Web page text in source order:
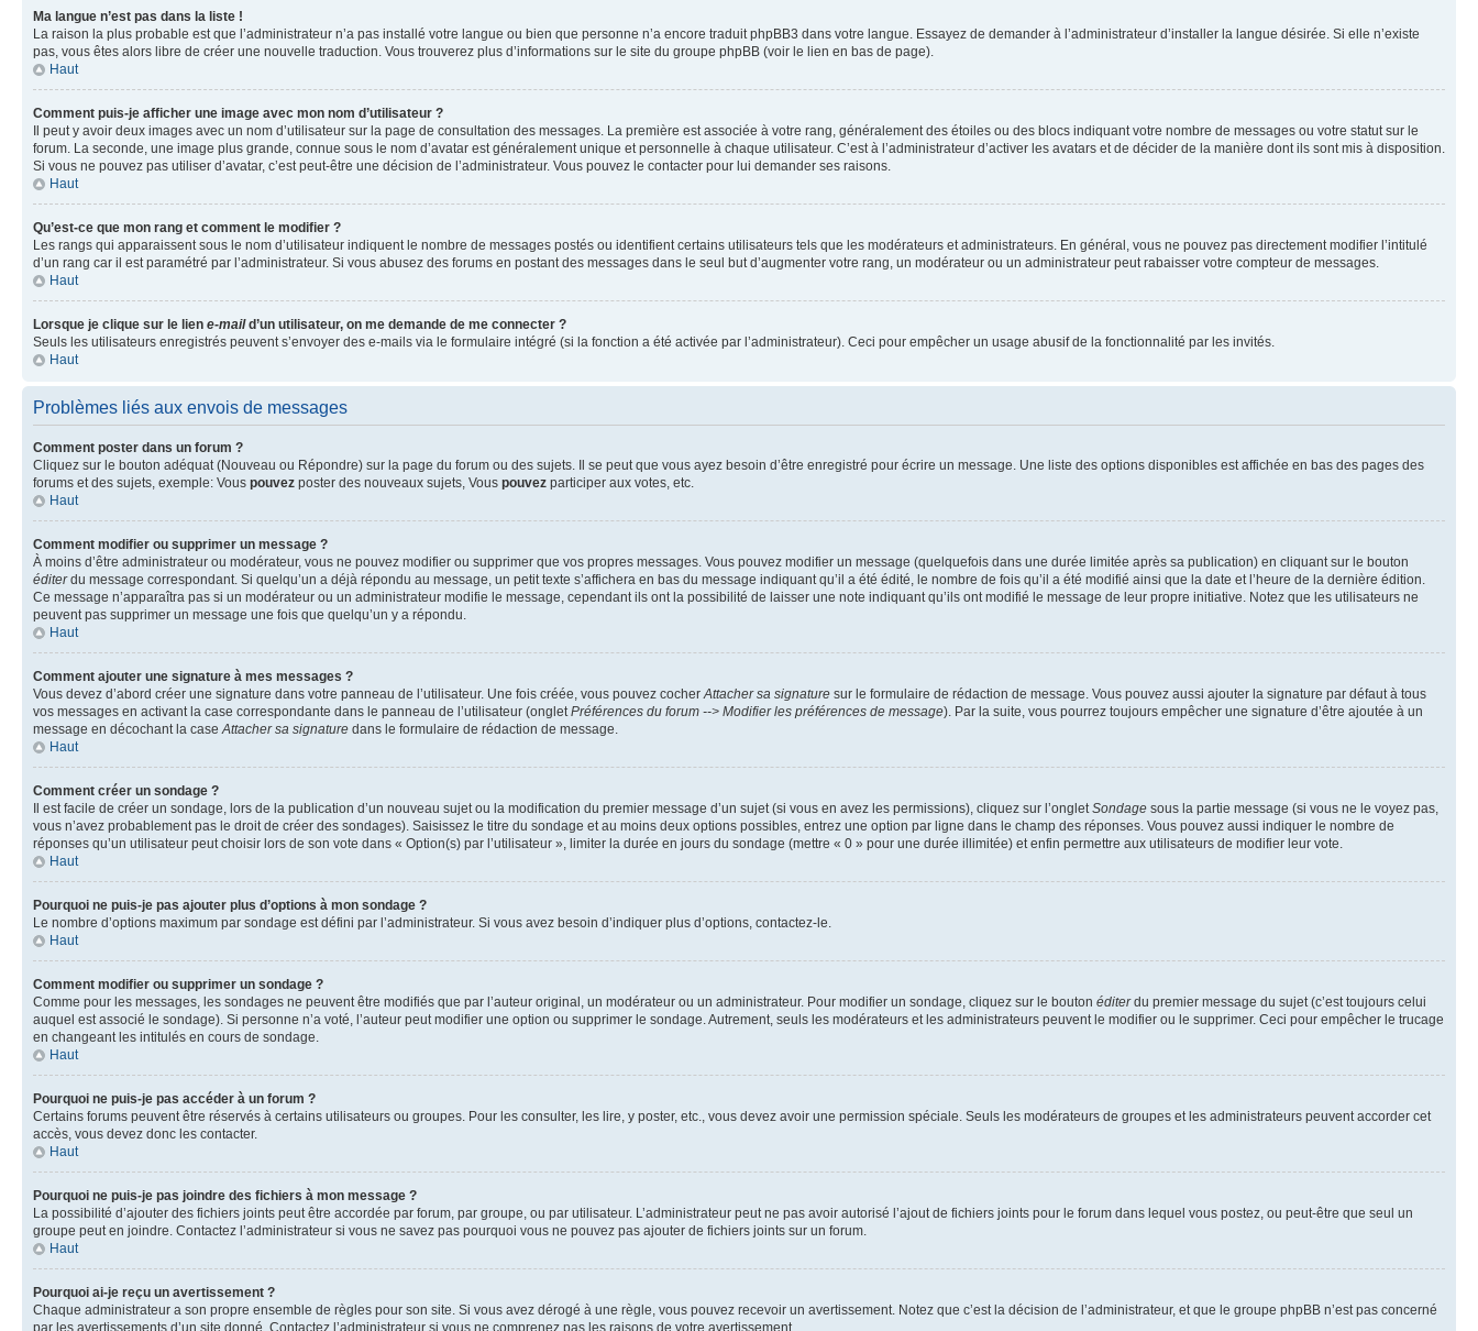
Ma langue n’est pas dans la liste !
La raison la plus probable est que l’administrateur n’a pas installé votre langue ou bien que personne n’a encore traduit phpBB3 dans votre langue. Essayez de demander à l’administrateur d’installer la langue désirée. Si elle n’existe
pas, vous êtes alors libre de créer une nouvelle traduction. Vous trouverez plus d’informations sur le site du groupe phpBB (voir le lien en bas de page).
Haut
Comment puis-je afficher une image avec mon nom d’utilisateur ?
Il peut y avoir deux images avec un nom d’utilisateur sur la page de consultation des messages. La première est associée à votre rang, généralement des étoiles ou des blocs indiquant votre nombre de messages ou votre statut sur le
forum. La seconde, une image plus grande, connue sous le nom d’avatar est généralement unique et personnelle à chaque utilisateur. C’est à l’administrateur d’activer les avatars et de décider de la manière dont ils sont mis à disposition.
Si vous ne pouvez pas utiliser d’avatar, c’est peut-être une décision de l’administrateur. Vous pouvez le contacter pour lui demander ses raisons.
Haut
Qu’est-ce que mon rang et comment le modifier ?
Les rangs qui apparaissent sous le nom d’utilisateur indiquent le nombre de messages postés ou identifient certains utilisateurs tels que les modérateurs et administrateurs. En général, vous ne pouvez pas directement modifier l’intitulé
d’un rang car il est paramétré par l’administrateur. Si vous abusez des forums en postant des messages dans le seul but d’augmenter votre rang, un modérateur ou un administrateur peut rabaisser votre compteur de messages.
Haut
Lorsque je clique sur le lien e-maild’un utilisateur, on me demande de me connecter ?
Seuls les utilisateurs enregistrés peuvent s’envoyer des e-mails via le formulaire intégré (si la fonction a été activée par l’administrateur). Ceci pour empêcher un usage abusif de la fonctionnalité par les invités.
Haut
Problèmes liés aux envois de messages
Comment poster dans un forum ?
Cliquez sur le bouton adéquat (Nouveau ou Répondre) sur la page du forum ou des sujets. Il se peut que vous ayez besoin d’être enregistré pour écrire un message. Une liste des options disponibles est affichée en bas des pages des
forums et des sujets, exemple: Vous pouvez poster des nouveaux sujets, Vous pouvez participer aux votes, etc.
Haut
Comment modifier ou supprimer un message ?
À moins d’être administrateur ou modérateur, vous ne pouvez modifier ou supprimer que vos propres messages. Vous pouvez modifier un message (quelquefois dans une durée limitée après sa publication) en cliquant sur le bouton
éditerdu message correspondant. Si quelqu’un a déjà répondu au message, un petit texte s’affichera en bas du message indiquant qu’il a été édité, le nombre de fois qu’il a été modifié ainsi que la date et l’heure de la dernière édition.
Ce message n’apparaîtra pas si un modérateur ou un administrateur modifie le message, cependant ils ont la possibilité de laisser une note indiquant qu’ils ont modifié le message de leur propre initiative. Notez que les utilisateurs ne
peuvent pas supprimer un message une fois que quelqu’un y a répondu.
Haut
Comment ajouter une signature à mes messages ?
Vous devez d’abord créer une signature dans votre panneau de l’utilisateur. Une fois créée, vous pouvez cocherAttacher sa signature sur le formulaire de rédaction de message. Vous pouvez aussi ajouter la signature par défaut à tous
vos messages en activant la case correspondante dans le panneau de l’utilisateur (ongletPréférences du forum --> Modifier les préférences de message). Par la suite, vous pourrez toujours empêcher une signature d’être ajoutée à un
message en décochant la caseAttacher sa signature dans le formulaire de rédaction de message.
Haut
Comment créer un sondage ?
Il est facile de créer un sondage, lors de la publication d’un nouveau sujet ou la modification du premier message d’un sujet (si vous en avez les permissions), cliquez sur l’ongletSondage sous la partie message (si vous ne le voyez pas,
vous n’avez probablement pas le droit de créer des sondages). Saisissez le titre du sondage et au moins deux options possibles, entrez une option par ligne dans le champ des réponses. Vous pouvez aussi indiquer le nombre de
réponses qu’un utilisateur peut choisir lors de son vote dans « Option(s) par l’utilisateur », limiter la durée en jours du sondage (mettre « 0 » pour une durée illimitée) et enfin permettre aux utilisateurs de modifier leur vote.
Haut
Pourquoi ne puis-je pas ajouter plus d’options à mon sondage ?
Le nombre d’options maximum par sondage est défini par l’administrateur. Si vous avez besoin d’indiquer plus d’options, contactez-le.
Haut
Comment modifier ou supprimer un sondage ?
Comme pour les messages, les sondages ne peuvent être modifiés que par l’auteur original, un modérateur ou un administrateur. Pour modifier un sondage, cliquez sur le bouton éditerdu premier message du sujet (c’est toujours celui
auquel est associé le sondage). Si personne n’a voté, l’auteur peut modifier une option ou supprimer le sondage. Autrement, seuls les modérateurs et les administrateurs peuvent le modifier ou le supprimer. Ceci pour empêcher le trucage
en changeant les intitulés en cours de sondage.
Haut
Pourquoi ne puis-je pas accéder à un forum ?
Certains forums peuvent être réservés à certains utilisateurs ou groupes. Pour les consulter, les lire, y poster, etc., vous devez avoir une permission spéciale. Seuls les modérateurs de groupes et les administrateurs peuvent accorder cet
accès, vous devez donc les contacter.
Haut
Pourquoi ne puis-je pas joindre des fichiers à mon message ?
La possibilité d’ajouter des fichiers joints peut être accordée par forum, par groupe, ou par utilisateur. L’administrateur peut ne pas avoir autorisé l’ajout de fichiers joints pour le forum dans lequel vous postez, ou peut-être que seul un
groupe peut en joindre. Contactez l’administrateur si vous ne savez pas pourquoi vous ne pouvez pas ajouter de fichiers joints sur un forum.
Haut
Pourquoi ai-je reçu un avertissement ?
Chaque administrateur a son propre ensemble de règles pour son site. Si vous avez dérogé à une règle, vous pouvez recevoir un avertissement. Notez que c’est la décision de l’administrateur, et que le groupe phpBB n’est pas concerné
par les avertissements d’un site donné. Contactez l’administrateur si vous ne comprenez pas les raisons de votre avertissement.